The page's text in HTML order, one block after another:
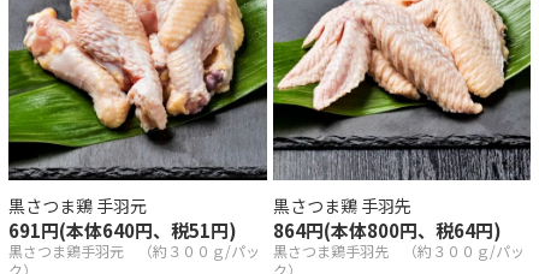
員登録
カウント
見る
黒さつま鶏 手羽元
691円(本体640円、税51円)
黒さつま鶏手羽元 （約３００ｇ/パッ
ク）
黒さつま鶏 手羽先
864円(本体800円、税64円)
黒さつま鶏手羽先 （約３００ｇ/パッ
ク）